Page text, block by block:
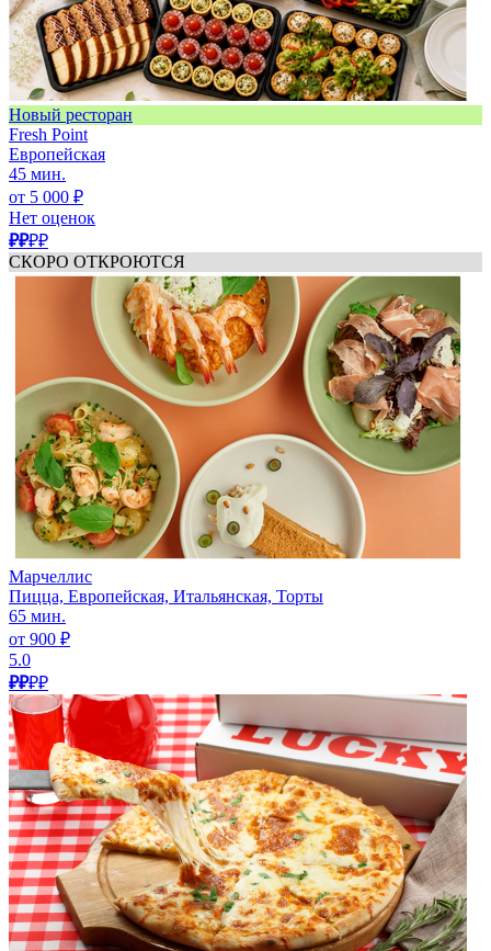
Новый ресторан
Fresh Point
Европейская
45 мин.
от 5 000 ₽
Нет оценок
₽₽₽₽
СКОРО ОТКРОЮТСЯ
Марчеллис
Пицца, Европейская, Итальянская, Торты
65 мин.
от 900 ₽
5.0
₽₽₽₽